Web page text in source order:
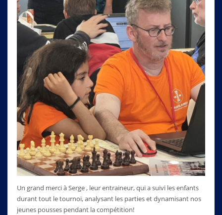
Un grand merci à Serge , leur entraineur, qui a suivi les enfants
durant tout le tournoi, analysant les parties et dynamisant nos
jeunes pousses pendant la compétition!